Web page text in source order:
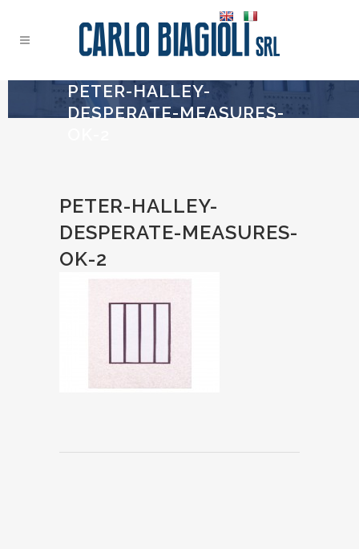
PETER-HALLEY-
DESPERATE-MEASURES-
PETER-HALLEY-
DESPERATE-MEASURES-
OK-2